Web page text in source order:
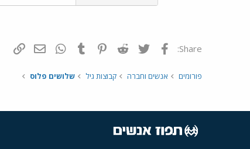
Share: פייסבוק Twitter
Reddit
Pinterest
Tumblr
WhatsApp
דואר
פורומים אנשים וחברה קבוצות גיל שלושים פלוס